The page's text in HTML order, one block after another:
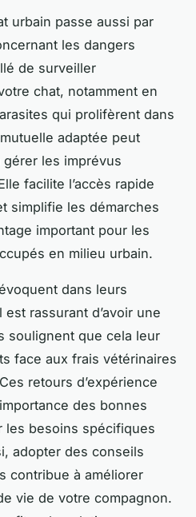
urbain passe aussi par
les dangers
de surveiller
chat, notamment en
qui prolifèrent dans
adaptée peut
les imprévus
facilite l’accès rapide
simplifie les démarches
important pour les
en milieu urbain.
dans leurs
rassurant d’avoir une
soulignent que cela leur
face aux frais vétérinaires
retours d’expérience
des bonnes
les besoins spécifiques
adopter des conseils
contribue à améliorer
vie de votre compagnon.